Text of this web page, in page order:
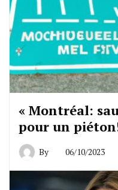
« Montréal:
pour un
By 06/10/2023